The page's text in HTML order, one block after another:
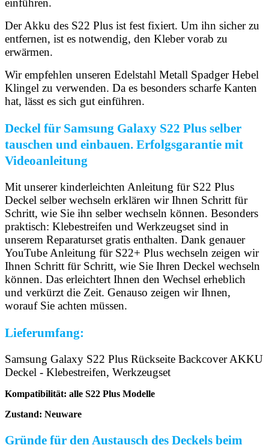
einführen.
Der Akku des S22 Plus ist fest fixiert. Um ihn sicher zu
entfernen, ist es notwendig, den Kleber vorab zu
erwärmen.
Wir empfehlen unseren Edelstahl Metall Spadger Hebel
Klingel zu verwenden. Da es besonders scharfe Kanten
hat, lässt es sich gut einführen.
Deckel für Samsung Galaxy S22 Plus selber
tauschen und einbauen. Erfolgsgarantie mit
Videoanleitung
Mit unserer kinderleichten Anleitung für S22 Plus
Deckel selber wechseln erklären wir Ihnen Schritt für
Schritt, wie Sie ihn selber wechseln können. Besonders
praktisch: Klebestreifen und Werkzeugset sind in
unserem Reparaturset gratis enthalten. Dank genauer
YouTube Anleitung für S22+ Plus wechseln zeigen wir
Ihnen Schritt für Schritt, wie Sie Ihren Deckel wechseln
können. Das erleichtert Ihnen den Wechsel erheblich
und verkürzt die Zeit. Genauso zeigen wir Ihnen,
worauf Sie achten müssen.
Lieferumfang:
Samsung Galaxy S22 Plus Rückseite Backcover AKKU
Deckel - Klebestreifen, Werkzeugset
Kompatibilität: alle S22 Plus Modelle
Zustand: Neuware
Gründe für den Austausch des Deckels beim